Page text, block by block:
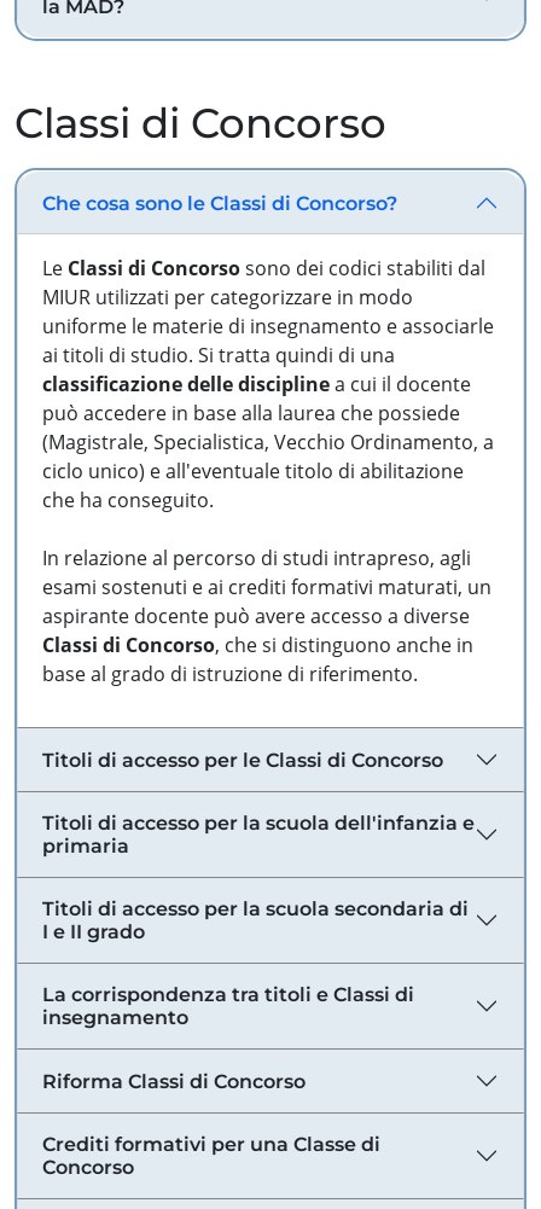
la MAD?
Classi di Concorso
Che cosa sono le Classi di Concorso?
Le Classi di Concorsosono dei codici stabiliti dal
MIUR utilizzati per categorizzare in modo
uniforme le materie di insegnamento e associarle
ai titoli di studio. Si tratta quindi di una
classificazione delle disciplinea cui il docente
può accedere in base alla laurea che possiede
(Magistrale, Specialistica, Vecchio Ordinamento, a
ciclo unico) e all'eventuale titolo di abilitazione
che ha conseguito.
In relazione al percorso di studi intrapreso, agli
esami sostenuti e ai crediti formativi maturati, un
aspirante docente può avere accesso a diverse
Classi di Concorso, che si distinguono anche in
base al grado di istruzione di riferimento.
Titoli di accesso per le Classi di Concorso
Titoli di accesso per la scuola dell'infanzia e
primaria
Titoli di accesso per la scuola secondaria di
I e II grado
La corrispondenza tra titoli e Classi di
insegnamento
Riforma Classi di Concorso
Crediti formativi per una Classe di
Concorso